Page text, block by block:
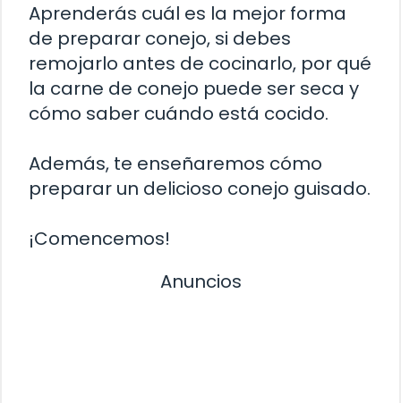
Aprenderás cuál es la mejor forma
de preparar conejo, si debes
remojarlo antes de cocinarlo, por qué
la carne de conejo puede ser seca y
cómo saber cuándo está cocido.
Además, te enseñaremos cómo
preparar un delicioso conejo guisado.
¡Comencemos!
Anuncios